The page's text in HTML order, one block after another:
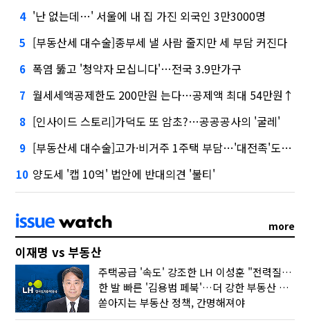
4 '난 없는데…' 서울에 내 집 가진 외국인 3만3000명
5 [부동산세 대수술]종부세 낼 사람 줄지만 세 부담 커진다
6 폭염 뚫고 '청약자 모십니다'…전국 3.9만가구
7 월세세액공제한도 200만원 는다…공제액 최대 54만원↑
8 [인사이드 스토리]가덕도 또 암초?…공공공사의 '굴레'
9 [부동산세 대수술]고가·비거주 1주택 부담…'대전족'도 불똥
10 양도세 '캡 10억' 법안에 반대의견 '불티'
more
이재명 vs 부동산
주택공급 '속도' 강조한 LH 이성훈 "전력질주해야"
한 발 빠른 '김용범 페북'…더 강한 부동산 규제 나오나
쏟아지는 부동산 정책, 간명해져야